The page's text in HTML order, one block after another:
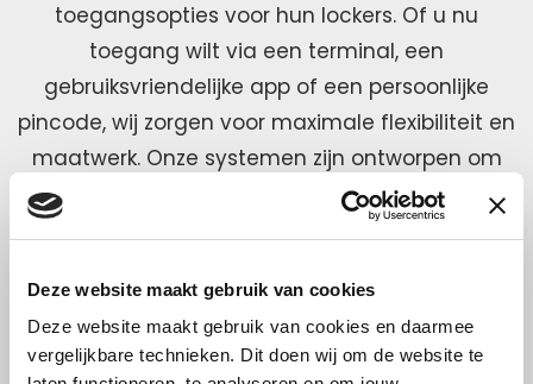
Deze website maakt gebruik van cookies
Deze website maakt gebruik van cookies en daarmee
vergelijkbare technieken. Dit doen wij om de website te
toegangsopties voor hun lockers. Of u nu
toegang wilt via een terminal, een
gebruiksvriendelijke app of een persoonlijke
pincode, wij zorgen voor maximale flexibiliteit en
maatwerk. Onze systemen zijn ontworpen om
aan alle specifieke behoeften van uw
organisatie te voldoen, zodat gebruikers